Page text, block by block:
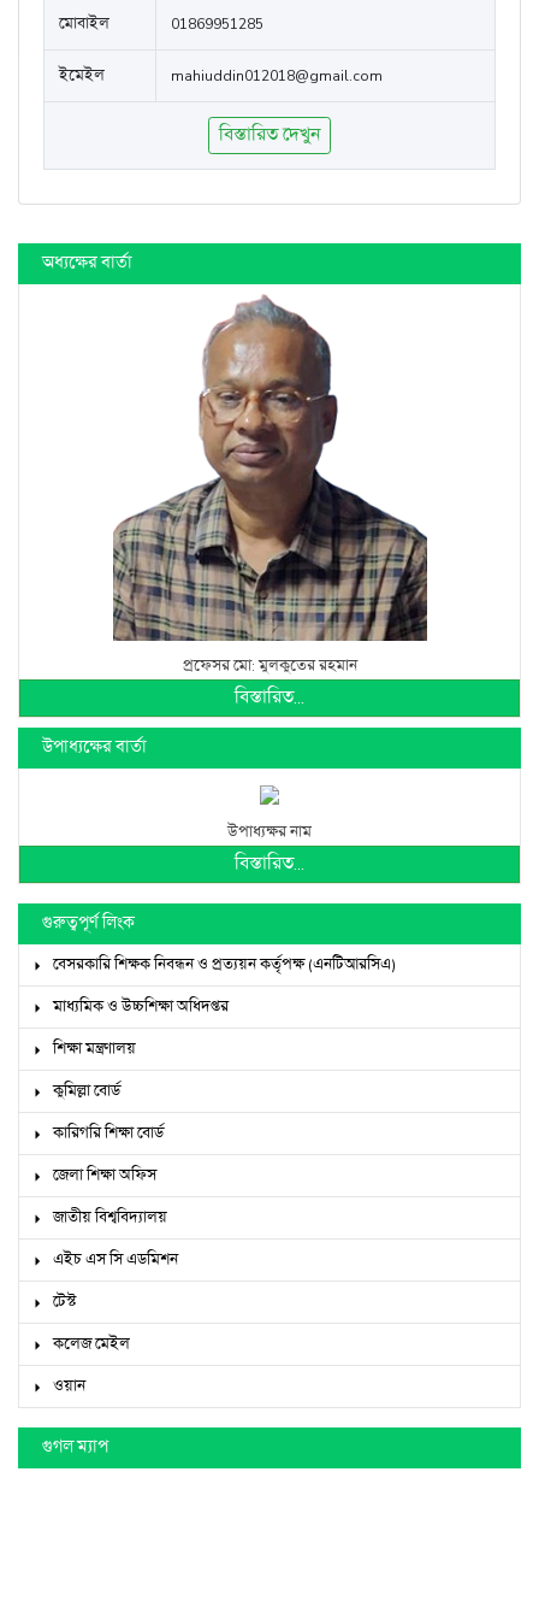
মোবাইল 01869951285
ইমেইল mahiuddin012018@gmail.com
বিস্তারিত দেখুন
অধ্যক্ষের বার্তা
প্রফেসর মো: মুলকুতের রহমান
বিস্তারিত...
উপাধ্যক্ষের বার্তা
উপাধ্যক্ষর নাম
বিস্তারিত...
গুরুত্বপূর্ণ লিংক
বেসরকারি শিক্ষক নিবন্ধন ও প্রত্যয়ন কর্তৃপক্ষ (এনটিআরসিএ)
মাধ্যমিক ও উচ্চশিক্ষা অধিদপ্তর
শিক্ষা মন্ত্রণালয়
কুমিল্লা বোর্ড
কারিগরি শিক্ষা বোর্ড
জেলা শিক্ষা অফিস
জাতীয় বিশ্ববিদ্যালয়
এইচ এস সি এডমিশন
টেস্ট
কলেজ মেইল
ওয়ান
গুগল ম্যাপ